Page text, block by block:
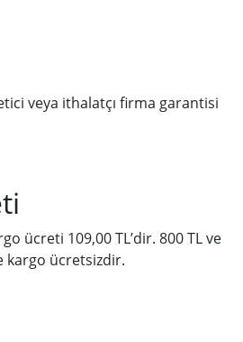
veya ithalatçı firma garantisi
ücreti 109,00 TL’dir. 800 TL ve
kargo ücretsizdir.